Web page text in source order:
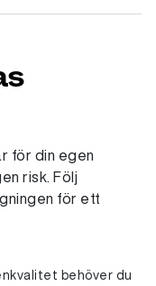
för din egen
risk. Följ
för ett
behöver du